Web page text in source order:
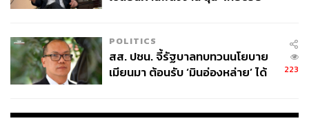
POLITICS
สส. ปชน. จี้รัฐบาลทบทวนนโยบาย
เมียนมา ต้อนรับ ‘มินอ่องหล่าย’ ได้
223